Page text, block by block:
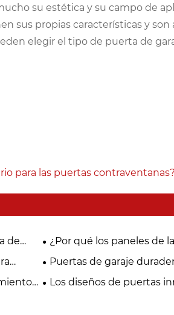
su estética y su campo de
sus propias características y son
elegir el tipo de puerta de
para las puertas contraventanas?
de
¿Por qué los paneles de
importantes de lo que cree?
Puertas de garaje
plazo
Los diseños de puertas